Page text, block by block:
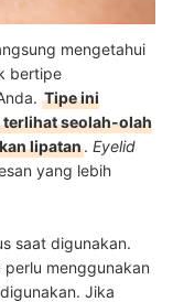
mengetahui
bertipe
Tipe ini
terlihat seolah-olah
lipatan. Eyelid
yang lebih
saat digunakan.
menggunakan
Jika